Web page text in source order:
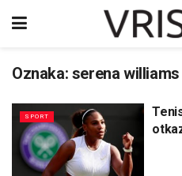
Oznaka: serena williams
SPORT